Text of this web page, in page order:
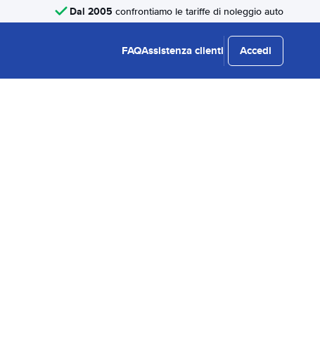
Dal 2005 confrontiamo le tariffe di noleggio auto
FAQAssistenza clienti Accedi